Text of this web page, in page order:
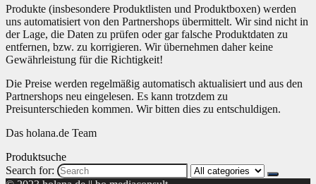
Produkte (insbesondere Produktlisten und Produktboxen) werden
uns automatisiert von den Partnershops übermittelt. Wir sind nicht in
der Lage, die Daten zu prüfen oder gar falsche Produktdaten zu
entfernen, bzw. zu korrigieren. Wir übernehmen daher keine
Gewährleistung für die Richtigkeit!
Die Preise werden regelmäßig automatisch aktualisiert und aus den
Partnershops neu eingelesen. Es kann trotzdem zu
Preisunterschieden kommen. Wir bitten dies zu entschuldigen.
Das holana.de Team
Produktsuche
Search for: